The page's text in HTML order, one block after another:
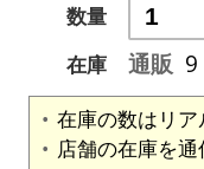
数量
在庫
通販 9
在庫の数はリア
店舗の在庫を通